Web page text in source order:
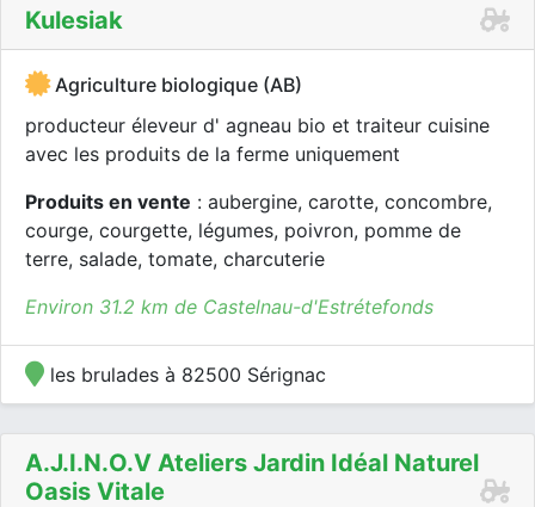
Kulesiak
Agriculture biologique (AB)
producteur éleveur d' agneau bio et traiteur cuisine
avec les produits de la ferme uniquement
Produits en vente : aubergine, carotte, concombre,
courge, courgette, légumes, poivron, pomme de
terre, salade, tomate, charcuterie
Environ 31.2 km de Castelnau-d'Estrétefonds
les brulades à 82500 Sérignac
A.j.i.n.o.v Ateliers Jardin Idéal Naturel
Oasis Vitale